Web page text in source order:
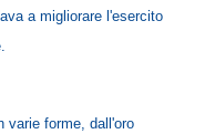
a migliorare l'esercito
varie forme, dall'oro